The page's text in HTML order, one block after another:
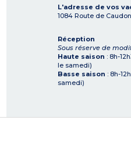
L'adresse de vos
1084 Route de Caudon
Réception
Sous réserve de
Haute saison : 8h-
le samedi)
Basse saison : 8h-
samedi)